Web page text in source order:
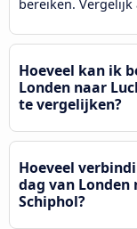
bereiken.
Hoeveel kan ik
Londen naar
te vergelijken?
Hoeveel
dag van
Schiphol?